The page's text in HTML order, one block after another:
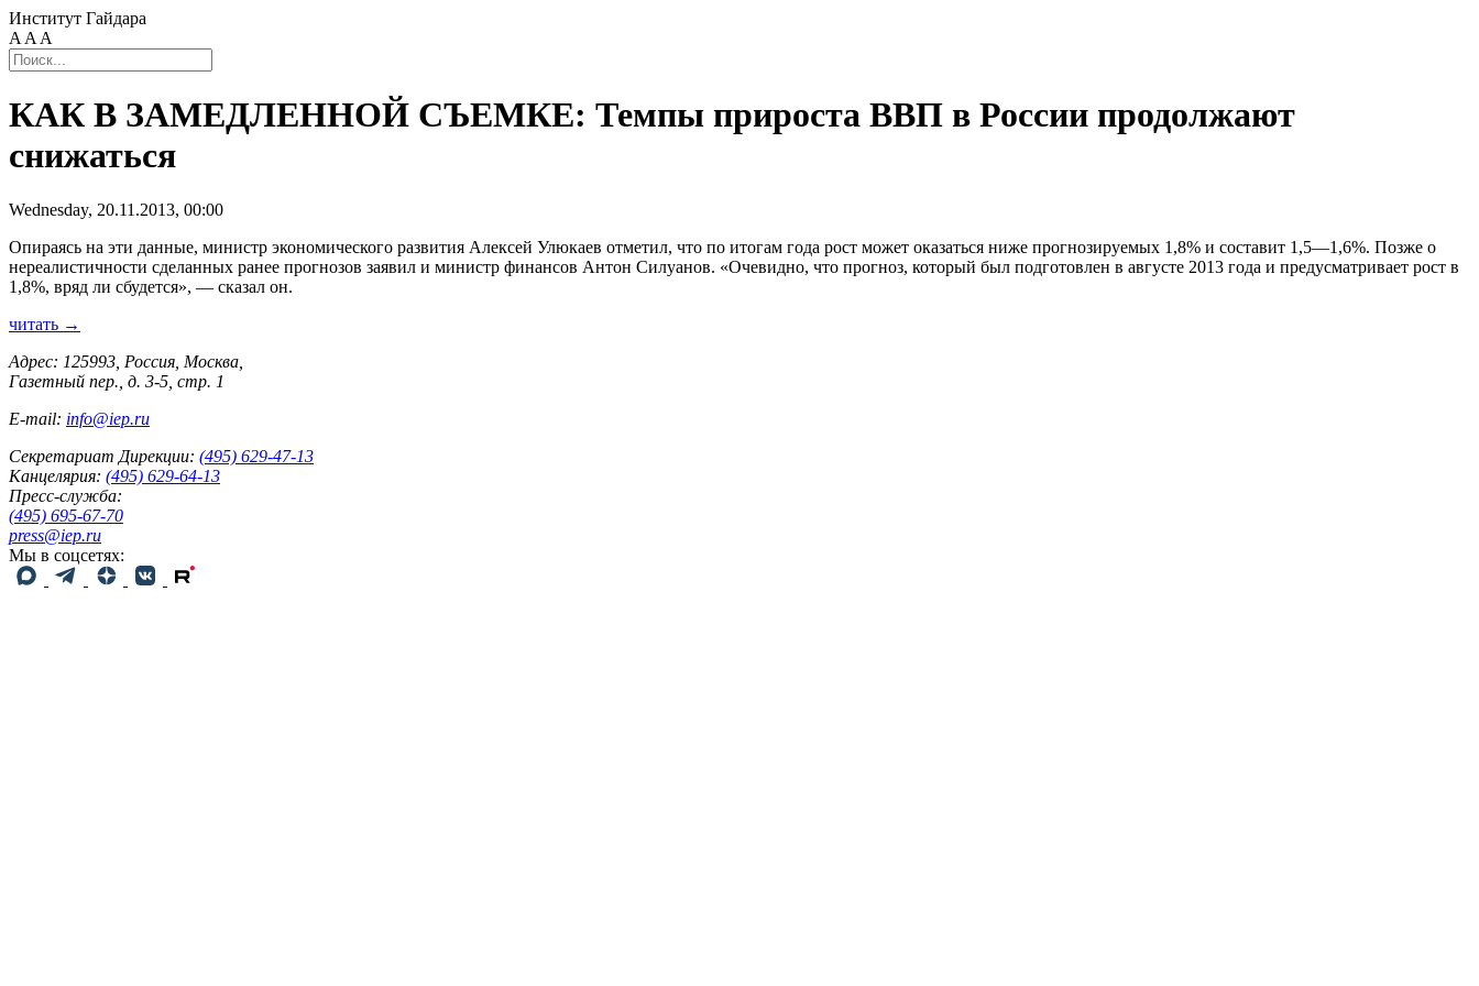
Институт Гайдара
A A A
КАК В ЗАМЕДЛЕННОЙ СЪЕМКЕ: Темпы прироста ВВП в России продолжают
снижаться
Wednesday, 20.11.2013, 00:00
Опираясь на эти данные, министр экономического развития Алексей Улюкаев отметил, что по итогам года рост может оказаться ниже прогнозируемых 1,8% и составит 1,5—1,6%. Позже о
нереалистичности сделанных ранее прогнозов заявил и министр финансов Антон Силуанов. «Очевидно, что прогноз, который был подготовлен в августе 2013 года и предусматривает рост в
1,8%, вряд ли сбудется», — сказал он.
читать →
Адрес: 125993, Россия, Москва,
Газетный пер., д. 3-5, стр. 1
E-mail: info@iep.ru
Секретариат Дирекции: (495) 629-47-13
Канцелярия: (495) 629-64-13
Пресс-служба:
(495) 695-67-70
press@iep.ru
Мы в соцсетях: